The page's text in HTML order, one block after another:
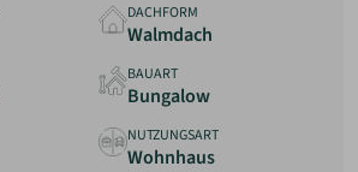
DACHFORM
Walmdach
BAUART
Bungalow
NUTZUNGSART
Wohnhaus